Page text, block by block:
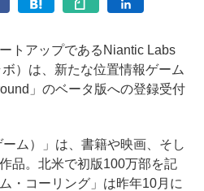
トアップであるNiantic Labs
ボ）は、新たな位置情報ゲーム
」のベータ版への登録受付
ム）」は、書籍や映画、そし
品。北米で初版100万部を記
・コーリング」は昨年10月に